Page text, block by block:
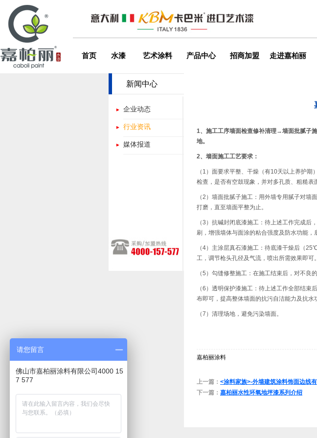
首页 水漆 艺术涂料 产品中心 招商加盟 走进嘉柏丽
新闻中心
企业动态
行业资讯
媒体报道
1、施工工序墙面检查修补清理→墙面批腻子
地。
2、墙面施工工艺要求：
（1）面要求平整、干燥（有10天以上养护
检查，是否有空鼓现象，并对多孔质、粗糙表
（2）墙面批腻子施工：用外墙专用腻子对
打磨，直至墙面平整为止。
（3）抗碱封闭底漆施工：待上述工作完成
刷，增强墙体与面涂的粘合强度及防水功能，
（4）主涂层真石漆施工：待底漆干燥后（
工，调节枪头孔径及气流，喷出所需效果即可
（5）勾缝修整施工：在施工结束后，对不良
（6）透明保护漆施工：待上述工作全部结
布即可，提高整体墙面的抗污自洁能力及抗水
（7）清理场地，避免污染墙面。
嘉柏丽涂料
上一篇： <涂料家族>-外墙建筑涂料饰面边线
下一篇： 嘉柏丽水性环氧地坪漆系列介绍
请您留言
佛山市嘉柏丽涂料有限公司4000 15
7 577